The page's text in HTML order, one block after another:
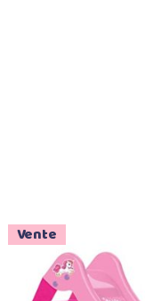
Vente